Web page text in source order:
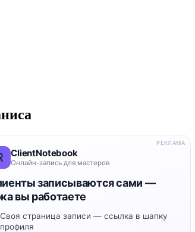
ClientNotebook
Онлайн-запись для мастеров
записываются сами —
вы работаете
Своя страница записи — ссылка в шапку
профиля
РЕКЛАМА